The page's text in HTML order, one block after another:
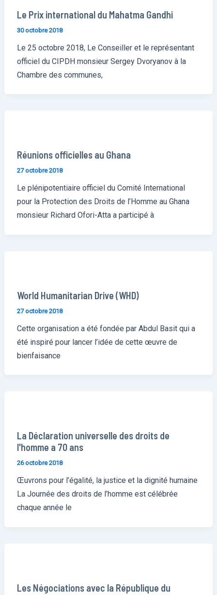
Le Prix international du Mahatma Gandhi
30 octobre 2018
Le 25 octobre 2018, Le Conseiller et le représentant
officiel du CIPDH monsieur Sergey Dvoryanov à la
Chambre des communes,
Réunions officielles au Ghana
27 octobre 2018
Le plénipotentiaire officiel du Comité International
pour la Protection des Droits de l’Homme au Ghana
monsieur Richard Ofori-Atta a participé à
World Humanitarian Drive (WHD)
27 octobre 2018
Cette organisation a été fondée par Abdul Basit qui a
été inspiré pour lancer l’idée de cette œuvre de
bienfaisance
La Déclaration universelle des droits de
l'homme a 70 ans
26 octobre 2018
Œuvrons pour l’égalité, la justice et la dignité humaine
La Journée des droits de l’homme est célébrée
chaque année le
Les Négociations avec la République du